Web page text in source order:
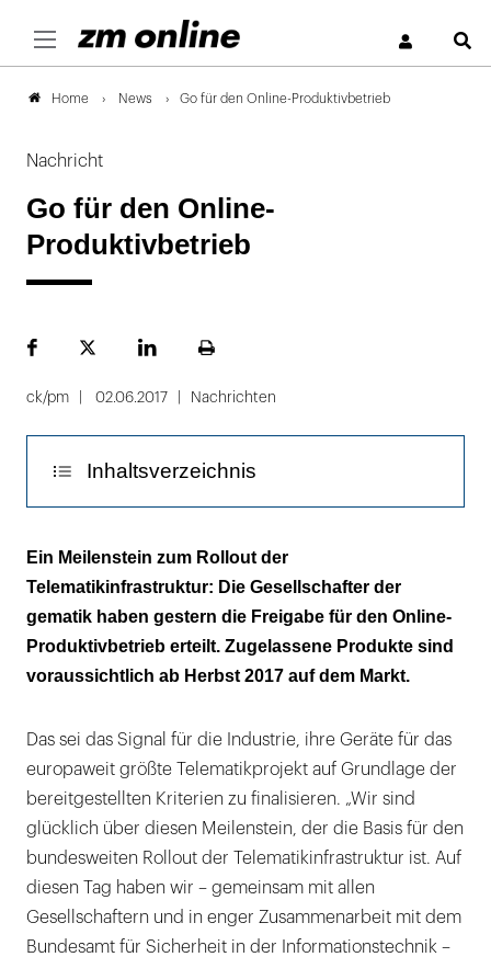
Home News Go für den Online-Produktivbetrieb
Nachricht
Go für den Online-
Produktivbetrieb
FacebookPlattformLinekdInSeite
ck/pm 02.06.2017 Nachrichten
Inhaltsverzeichnis
Voraussichtlich ab Herbst sind die ersten
zugelassenen Produkte auf dem Markt
Ein Meilenstein zum Rollout der
Telematikinfrastruktur: Die Gesellschafter der
gematik haben gestern die Freigabe für den Online-
Produktivbetrieb erteilt. Zugelassene Produkte sind
voraussichtlich ab Herbst 2017 auf dem Markt.
Das sei das Signal für die Industrie, ihre Geräte für das
europaweit größte Telematikprojekt auf Grundlage der
bereitgestellten Kriterien zu finalisieren. „Wir sind
glücklich über diesen Meilenstein, der die Basis für den
bundesweiten Rollout der Telematikinfrastruktur ist. Auf
diesen Tag haben wir – gemeinsam mit allen
Gesellschaftern und in enger Zusammenarbeit mit dem
Bundesamt für Sicherheit in der Informationstechnik –